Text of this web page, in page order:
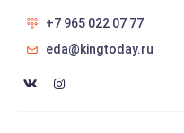
+7 965 022 07 77
eda@kingtoday.ru